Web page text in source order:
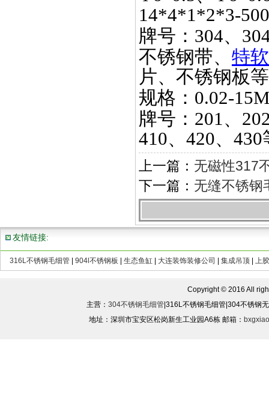
14*4*1*2*3-
牌号： 304、
不锈钢带、 特
片、不锈钢板
规格： 0.02-
牌号： 201、
410、420、430
上一篇： 无磁性317
下一篇： 无缝不锈
友情链接:
316L不锈钢毛细管| 904l不锈钢板 生态鱼缸| 大连装饰装修公司 集成吊顶| 上
Copyright © 2016 All
主营： 304不锈钢毛细管|316L不锈钢毛细管|304不锈钢
地址：深圳市宝安区松岗新生工业园A6栋 邮箱：